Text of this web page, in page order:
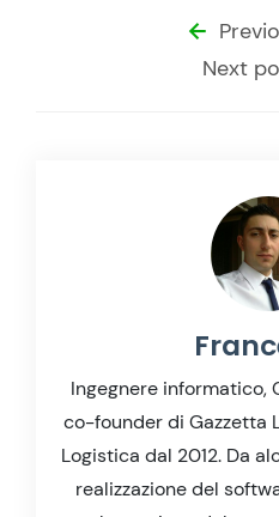
Next
Ingegnere informatico,
co-founder di Gazzetta
Logistica dal 2012. Da
realizzazione del